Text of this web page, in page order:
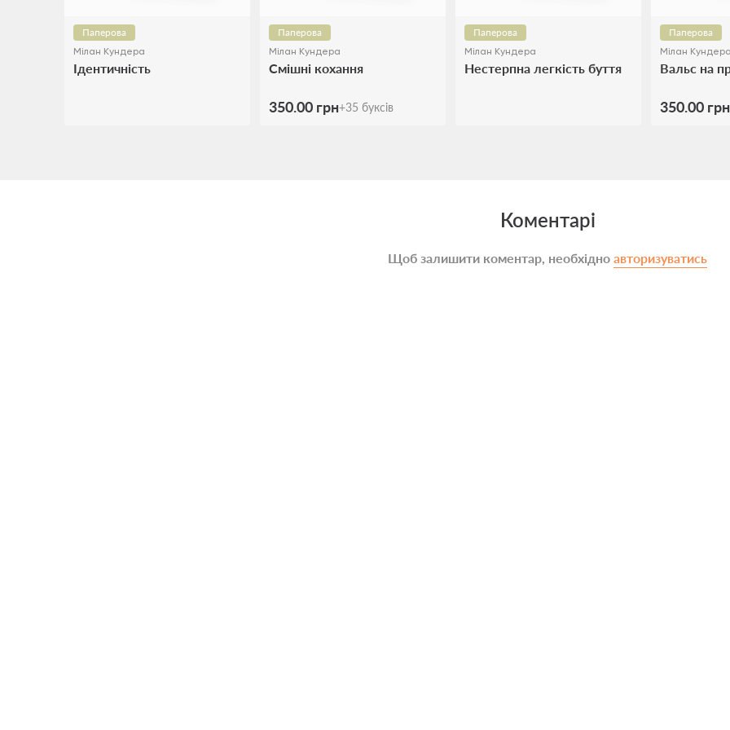
Паперова
Мілан Кундера
Ідентичність
Паперова
Мілан Кундера
Смішні кохання
350.00 грн+35 буксів
Паперова
Мілан Кундера
Нестерпна легкість буття
Паперова
Мілан Кундера
Вальс на
350.00 грн
Коментарі
Щоб залишити коментар, необхідно авторизуватись